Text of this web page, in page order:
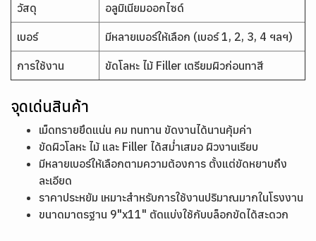
วัสดุ อลูมิเนียมออกไซด์
เบอร์ มีหลายเบอร์ให้เลือก (เบอร์ 1, 2, 3, 4 ฯลฯ)
การใช้งาน ขัดโลหะ ไม้ Filler เตรียมผิวก่อนทาสี
จุดเด่นสินค้า
เม็ดทรายยึดแน่น คม ทนทาน ขัดงานได้นานคุ้มค่า
ขัดผิวโลหะ ไม้ และ Filler ได้สม่ำเสมอ ผิวงานเรียบ
มีหลายเบอร์ให้เลือกตามความต้องการ ตั้งแต่ขัดหยาบถึง
ละเอียด
ราคาประหยัม เหมาะสำหรับการใช้งานปริมาณมากในโรงงาน
ขนาดมาตรฐาน 9"x11" ตัดแบ่งใช้กับบล็อกขัดได้สะดวก